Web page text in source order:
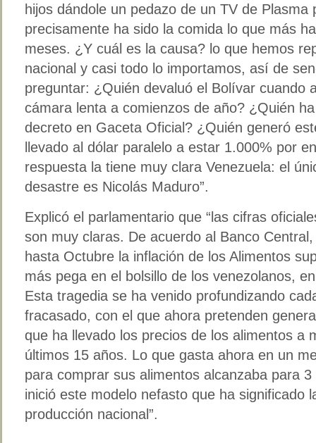
hijos dándole un pedazo de un TV de Plasma
precisamente ha sido la comida lo que más
meses. ¿Y cuál es la causa? lo que hemos
nacional y casi todo lo importamos, así de
preguntar: ¿Quién devaluó el Bolívar cuando
cámara lenta a comienzos de año? ¿Quién
decreto en Gaceta Oficial? ¿Quién generó
llevado al dólar paralelo a estar 1.000% por
respuesta la tiene muy clara Venezuela: el
desastre es Nicolás Maduro”.
Explicó el parlamentario que “las cifras
son muy claras. De acuerdo al Banco
hasta Octubre la inflación de los Alimentos
más pega en el bolsillo de los venezolanos,
Esta tragedia se ha venido profundizando
fracasado, con el que ahora pretenden
que ha llevado los precios de los alimentos a
últimos 15 años. Lo que gasta ahora en un
para comprar sus alimentos alcanzaba para
inició este modelo nefasto que ha significado
producción nacional”.